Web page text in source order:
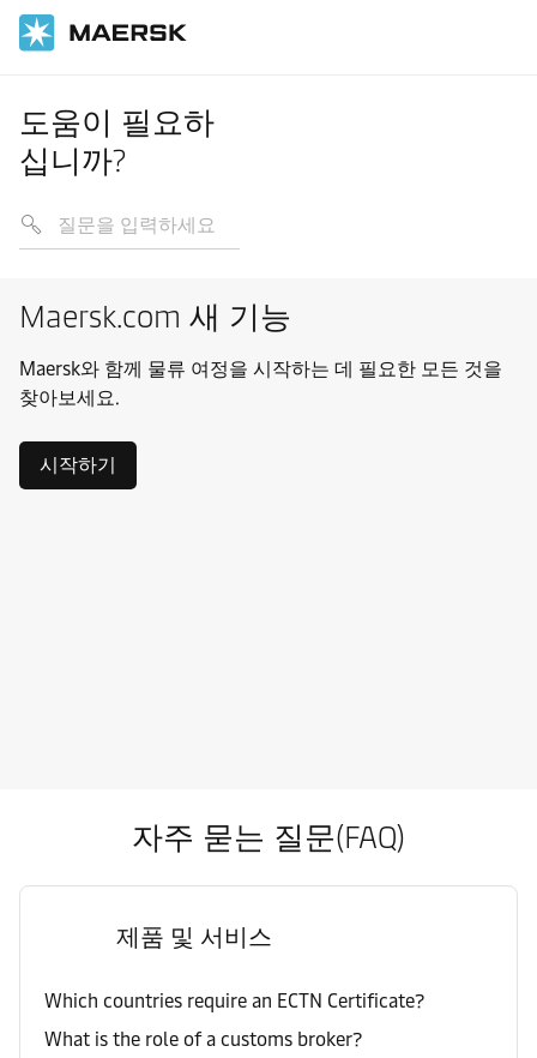
도움이 필요하
십니까?
Maersk.com 새 기능
Maersk와 함께 물류 여정을 시작하는 데 필요한 모든 것을
찾아보세요.
시작하기
자주 묻는 질문(FAQ)
제품 및 서비스
Which countries require an ECTN Certificate?
What is the role of a customs broker?